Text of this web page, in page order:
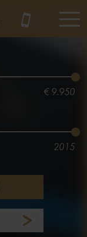
€ 9.950
2015
134.358 km